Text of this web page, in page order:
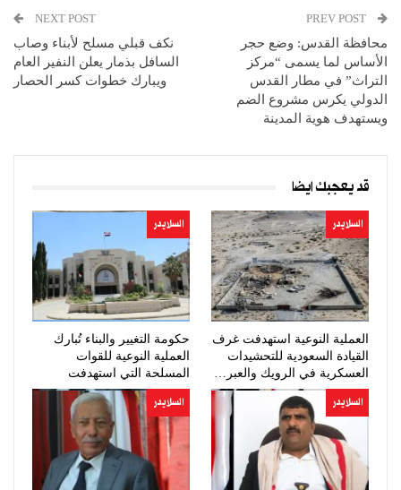
محافظة القدس: وضع حجر
الأساس لما يسمى “مركز
التراث” في مطار القدس
الدولي يكرس مشروع الضم
ويستهدف هوية المدينة
NEXT POST
نكف قبلي مسلح لأبناء وصاب
السافل بذمار يعلن النفير العام
ويبارك خطوات كسر الحصار
قد يعجبك ايضا
السلايدر
العملية النوعية استهدفت غرف
القيادة السعودية للتحشيدات
العسكرية في الرويك والعبر…
السلايدر
حكومة التغيير والبناء تُبارك
العملية النوعية للقوات
المسلحة التي استهدفت
تحشيدات…
السلايدر السلايدر